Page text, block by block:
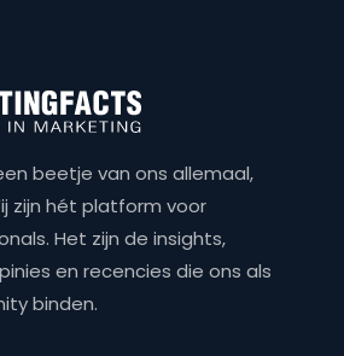
beetje van ons allemaal,
zijn hét platform voor
Het zijn de insights,
en recencies die ons als
binden.